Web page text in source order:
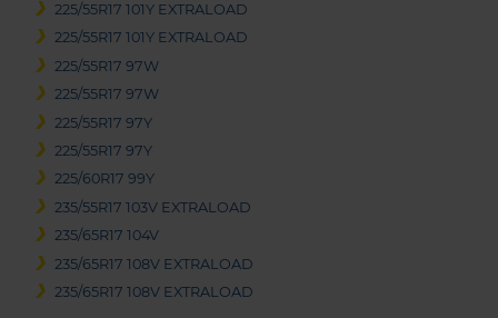
225/55R17 101Y EXTRALOAD
225/55R17 101Y EXTRALOAD
225/55R17 97W
225/55R17 97W
225/55R17 97Y
225/55R17 97Y
225/60R17 99Y
235/55R17 103V EXTRALOAD
235/65R17 104V
235/65R17 108V EXTRALOAD
235/65R17 108V EXTRALOAD